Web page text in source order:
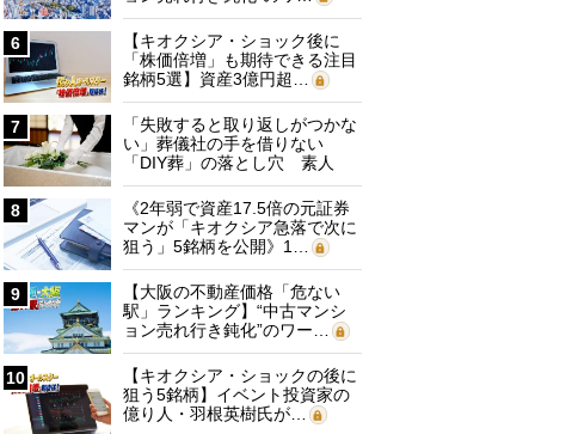
6
【キオクシア・ショック後に
「株価倍増」も期待できる注目
銘柄5選】資産3億円超…
7
「失敗すると取り返しがつかな
い」葬儀社の手を借りない
「DIY葬」の落とし穴 素人
に…
8
《2年弱で資産17.5倍の元証券
マンが「キオクシア急落で次に
狙う」5銘柄を公開》1…
9
【大阪の不動産価格「危ない
駅」ランキング】“中古マンシ
ョン売れ行き鈍化”のワー…
10
【キオクシア・ショックの後に
狙う5銘柄】イベント投資家の
億り人・羽根英樹氏が…